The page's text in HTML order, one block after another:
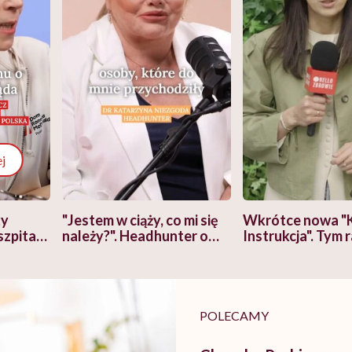
"Jestem w ciąży, co mi się
należy?". Headhunter o
pracy
Wkrótce nowa
Instrukcja". Tym
POLECAMY